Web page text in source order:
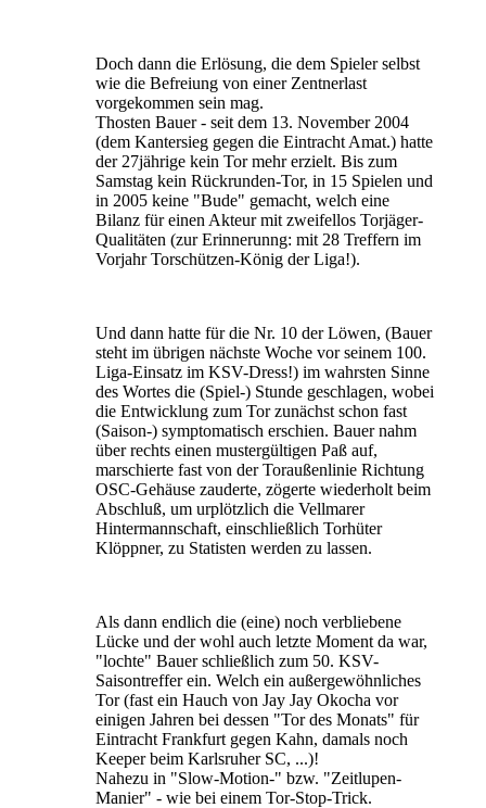
Doch dann die Erlösung, die dem Spieler selbst
wie die Befreiung von einer Zentnerlast
vorgekommen sein mag.
Thosten Bauer - seit dem 13. November 2004
(dem Kantersieg gegen die Eintracht Amat.) hatte
der 27jährige kein Tor mehr erzielt. Bis zum
Samstag kein Rückrunden-Tor, in 15 Spielen und
in 2005 keine "Bude" gemacht, welch eine
Bilanz für einen Akteur mit zweifellos Torjäger-
Qualitäten (zur Erinnerunng: mit 28 Treffern im
Vorjahr Torschützen-König der Liga!).
Und dann hatte für die Nr. 10 der Löwen, (Bauer
steht im übrigen nächste Woche vor seinem 100.
Liga-Einsatz im KSV-Dress!) im wahrsten Sinne
des Wortes die (Spiel-) Stunde geschlagen, wobei
die Entwicklung zum Tor zunächst schon fast
(Saison-) symptomatisch erschien. Bauer nahm
über rechts einen mustergültigen Paß auf,
marschierte fast von der Toraußenlinie Richtung
OSC-Gehäuse zauderte, zögerte wiederholt beim
Abschluß, um urplötzlich die Vellmarer
Hintermannschaft, einschließlich Torhüter
Klöppner, zu Statisten werden zu lassen.
Als dann endlich die (eine) noch verbliebene
Lücke und der wohl auch letzte Moment da war,
"lochte" Bauer schließlich zum 50. KSV-
Saisontreffer ein. Welch ein außergewöhnliches
Tor (fast ein Hauch von Jay Jay Okocha vor
einigen Jahren bei dessen "Tor des Monats" für
Eintracht Frankfurt gegen Kahn, damals noch
Keeper beim Karlsruher SC, ...)!
Nahezu in "Slow-Motion-" bzw. "Zeitlupen-
Manier" - wie bei einem Tor-Stop-Trick.